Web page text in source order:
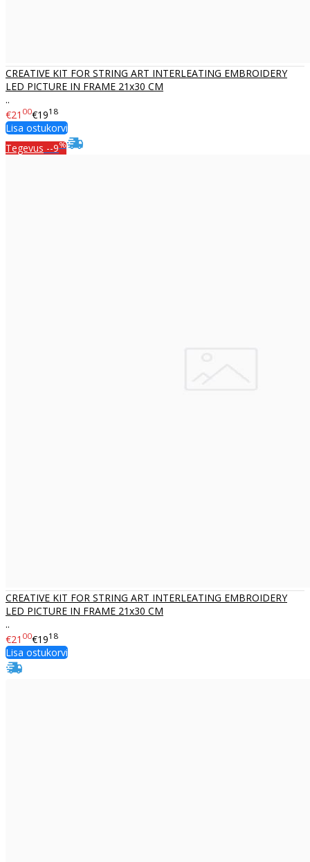
CREATIVE KIT FOR STRING ART INTERLEATING EMBROIDERY
LED PICTURE IN FRAME 21x30 CM
..
€21 00€1918
Lisa ostukorvi
Tegevus --9%
CREATIVE KIT FOR STRING ART INTERLEATING EMBROIDERY
LED PICTURE IN FRAME 21x30 CM
..
€21 00€1918
Lisa ostukorvi